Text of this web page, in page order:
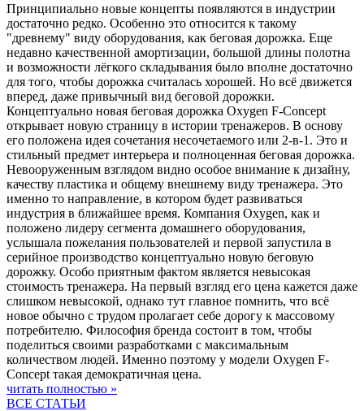
Принципиально новые концепты появляются в индустрии
достаточно редко. Особенно это относится к такому
"древнему" виду оборудования, как беговая дорожка. Еще
недавно качественной амортизации, большой длины полотна
и возможности лёгкого складывания было вполне достаточно
для того, чтобы дорожка считалась хорошей. Но всё движется
вперед, даже привычный вид беговой дорожки.
Концептуально новая беговая дорожка Oxygen F-Concept
открывает новую страницу в истории тренажеров. В основу
его положена идея сочетания несочетаемого или 2-в-1. Это и
стильный предмет интерьера и полноценная беговая дорожка.
Невооруженным взглядом видно особое внимание к дизайну,
качеству пластика и общему внешнему виду тренажера. Это
именно то направление, в котором будет развиваться
индустрия в ближайшее время. Компания Oxygen, как и
положено лидеру сегмента домашнего оборудования,
услышала пожелания пользователей и первой запустила в
серийное производство концептуально новую беговую
дорожку. Особо приятным фактом является невысокая
стоимость тренажера. На первый взгляд его цена кажется даже
слишком невысокой, однако тут главное помнить, что всё
новое обычно с трудом пролагает себе дорогу к массовому
потребителю. Философия бренда состоит в том, чтобы
поделиться своими разработками с максимальным
количеством людей. Именно поэтому у модели Oxygen F-
Concept такая демократичная цена.
читать полностью »
ВСЕ СТАТЬИ